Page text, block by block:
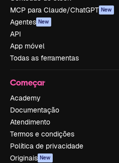
MCP para Claude/ChatGPT New
Agentes New
API
App móvel
Todas as ferramentas
Começar
Academy
Documentação
Atendimento
Termos e condições
Política de privacidade
Originais New